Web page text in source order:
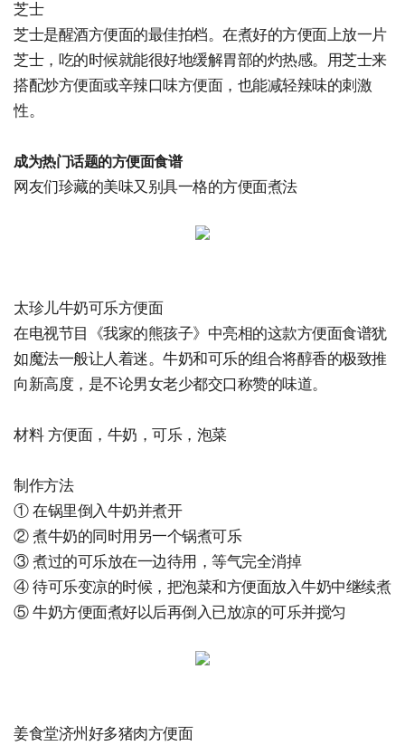
芝士
芝士是醒酒方便面的最佳拍档。在煮好的方便面上放一片
芝士，吃的时候就能很好地缓解胃部的灼热感。用芝士来
搭配炒方便面或辛辣口味方便面，也能减轻辣味的刺激
性。
成为热门话题的方便面食谱
网友们珍藏的美味又别具一格的方便面煮法
太珍儿牛奶可乐方便面
在电视节目《我家的熊孩子》中亮相的这款方便面食谱犹
如魔法一般让人着迷。牛奶和可乐的组合将醇香的极致推
向新高度，是不论男女老少都交口称赞的味道。
材料 方便面，牛奶，可乐，泡菜
制作方法
① 在锅里倒入牛奶并煮开
② 煮牛奶的同时用另一个锅煮可乐
③ 煮过的可乐放在一边待用，等气完全消掉
④ 待可乐变凉的时候，把泡菜和方便面放入牛奶中继续煮
⑤ 牛奶方便面煮好以后再倒入已放凉的可乐并搅匀
姜食堂济州好多猪肉方便面